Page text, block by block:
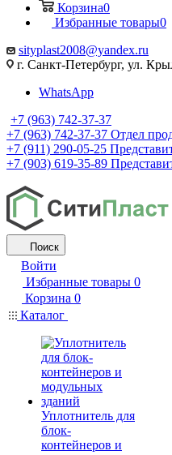
Корзина0
Избранные товары0
sityplast2008@yandex.ru
г. Санкт-Петербург, ул.
WhatsApp
+7 (963) 742-37-37
+7 (963) 742-37-37 Отдел
+7 (911) 290-05-25
+7 (903) 619-35-89
Поиск
Войти
Избранные товары 0
Корзина 0
Каталог
Уплотнитель для
блок-
контейнеров и